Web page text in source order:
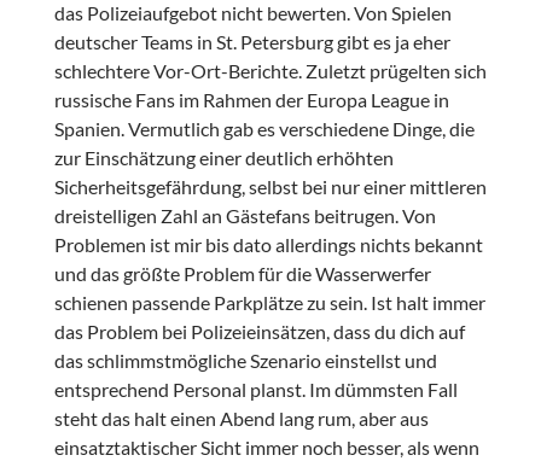
das Polizeiaufgebot nicht bewerten. Von Spielen
deutscher Teams in St. Petersburg gibt es ja eher
schlechtere Vor-Ort-Berichte. Zuletzt prügelten sich
russische Fans im Rahmen der Europa League in
Spanien. Vermutlich gab es verschiedene Dinge, die
zur Einschätzung einer deutlich erhöhten
Sicherheitsgefährdung, selbst bei nur einer mittleren
dreistelligen Zahl an Gästefans beitrugen. Von
Problemen ist mir bis dato allerdings nichts bekannt
und das größte Problem für die Wasserwerfer
schienen passende Parkplätze zu sein. Ist halt immer
das Problem bei Polizeieinsätzen, dass du dich auf
das schlimmstmögliche Szenario einstellst und
entsprechend Personal planst. Im dümmsten Fall
steht das halt einen Abend lang rum, aber aus
einsatztaktischer Sicht immer noch besser, als wenn